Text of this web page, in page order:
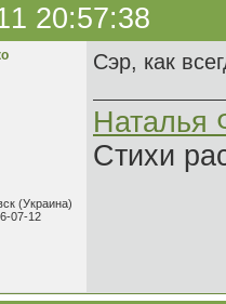
20:57:38
(Украина)
07-12
Сэр, как
Наталья
Стихи